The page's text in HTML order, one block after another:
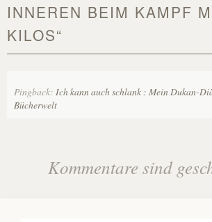
NNEREN BEIM KAMPF
ILOS
“
Pingback: Ich kann auch schlank : Mein Dukan-
Bücherwelt
Kommentare sind